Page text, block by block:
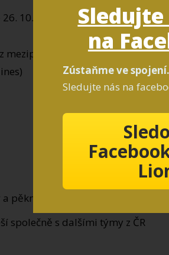
10. 2015
mezipřistání (nad bezpečným
pěkný hotel co nejblíže haly
společně s dalšími týmy z ČR
Sledujte
na
Zústaňme ve spojení.
Sledujte nás na